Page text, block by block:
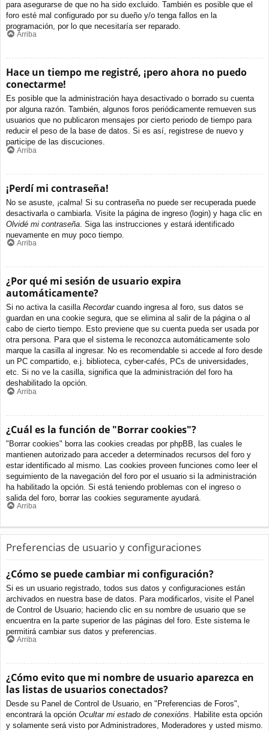
para asegurarse de que no ha sido excluido. También es posible que el
foro esté mal configurado por su dueño y/o tenga fallos en la
programación, por lo que necesitaría ser reparado.
Arriba
Hace un tiempo me registré, ¡pero ahora no puedo
conectarme!
Es posible que la administración haya desactivado o borrado su cuenta
por alguna razón. También, algunos foros periódicamente remueven sus
usuarios que no publicaron mensajes por cierto periodo de tiempo para
reducir el peso de la base de datos. Si es así, registrese de nuevo y
participe de las discuciones.
Arriba
¡Perdí mi contraseña!
No se asuste, ¡calma! Si su contraseña no puede ser recuperada puede
desactivarla o cambiarla. Visite la página de ingreso (login) y haga clic en
Olvidé mi contraseña . Siga las instrucciones y estará identificado
nuevamente en muy poco tiempo.
Arriba
¿Por qué mi sesión de usuario expira
automáticamente?
Si no activa la casilla Recordarcuando ingresa al foro, sus datos se
guardan en una cookie segura, que se elimina al salir de la página o al
cabo de cierto tiempo. Esto previene que su cuenta pueda ser usada por
otra persona. Para que el sistema le reconozca automáticamente solo
marque la casilla al ingresar. No es recomendable si accede al foro desde
un PC compartido, e.j. biblioteca, cyber-cafés, PCs de universidades,
etc. Si no ve la casilla, significa que la administración del foro ha
deshabilitado la opción.
Arriba
¿Cuál es la función de "Borrar cookies"?
"Borrar cookies" borra las cookies creadas por phpBB, las cuales le
mantienen autorizado para acceder a determinados recursos del foro y
estar identificado al mismo. Las cookies proveen funciones como leer el
seguimiento de la navegación del foro por el usuario si la administración
ha habilitado la opción. Si está teniendo problemas con el ingreso o
salida del foro, borrar las cookies seguramente ayudará.
Arriba
Preferencias de usuario y configuraciones
¿Cómo se puede cambiar mi configuración?
Si es un usuario registrado, todos sus datos y configuraciones están
archivados en nuestra base de datos. Para modificarlos, visite el Panel
de Control de Usuario; haciendo clic en su nombre de usuario que se
encuentra en la parte superior de las páginas del foro. Este sistema le
permitirá cambiar sus datos y preferencias.
Arriba
¿Cómo evito que mi nombre de usuario aparezca en
las listas de usuarios conectados?
Desde su Panel de Control de Usuario, en "Preferencias de Foros",
encontrará la opción Ocultar mi estado de conexións. Habilite esta opción
y solamente será visto por Administradores, Moderadores y usted mismo.